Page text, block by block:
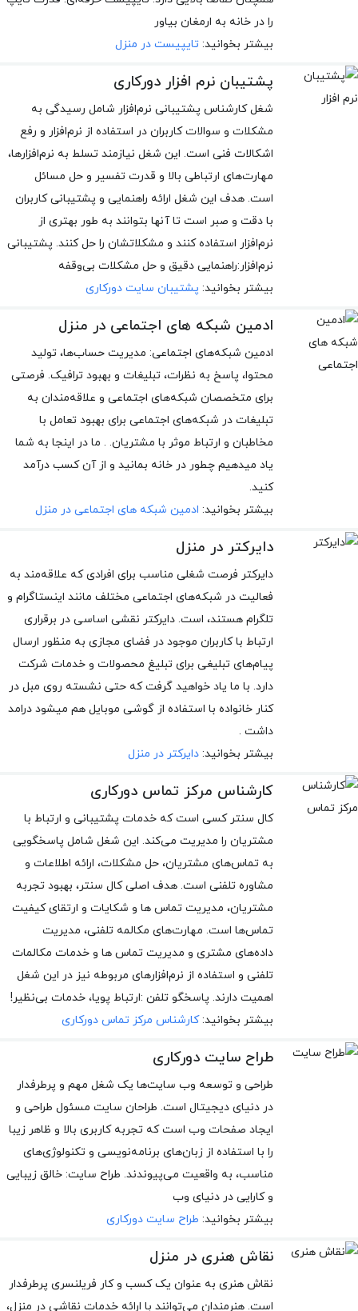
را در خانه به ارمغان بیاور
بیشتر بخوانید: تایپیست در منزل
پشتیبان نرم افزار دورکاری
شغل کارشناس پشتیبانی نرم‌افزار شامل رسیدگی به
مشکلات و سوالات کاربران در استفاده از نرم‌افزار و رفع
اشکالات فنی است. این شغل نیازمند تسلط به نرم‌افزارها،
مهارت‌های ارتباطی بالا و قدرت تفسیر و حل مسائل
است. هدف این شغل ارائه راهنمایی و پشتیبانی کاربران
با دقت و صبر است تا آنها بتوانند به طور بهتری از
نرم‌افزار استفاده کنند و مشکلاتشان را حل کنند. پشتیبانی
نرم‌افزار:راهنمایی دقیق و حل مشکلات بی‌وقفه
بیشتر بخوانید: پشتیبان سایت دورکاری
ادمین شبکه های اجتماعی در منزل
ادمین شبکه‌های اجتماعی: مدیریت حساب‌ها، تولید
محتوا، پاسخ به نظرات، تبلیغات و بهبود ترافیک. فرصتی
برای متخصصان شبکه‌های اجتماعی و علاقه‌مندان به
تبلیغات در شبکه‌های اجتماعی برای بهبود تعامل با
مخاطبان و ارتباط موثر با مشتریان. . ما در اینجا به شما
یاد میدهیم چطور در خانه بمانید و از آن کسب درآمد
کنید.
بیشتر بخوانید: ادمین شبکه های اجتماعی در منزل
دایرکتر در منزل
دایرکتر فرصت شغلی مناسب برای افرادی که علاقه‌مند به
فعالیت در شبکه‌های اجتماعی مختلف مانند اینستاگرام و
تلگرام هستند، است. دایرکتر نقشی اساسی در برقراری
ارتباط با کاربران موجود در فضای مجازی به منظور ارسال
پیام‌های تبلیغی برای تبلیغ محصولات و خدمات شرکت
دارد. با ما یاد خواهید گرفت که حتی نشسته روی مبل در
کنار خانواده با استفاده از گوشی موبایل هم میشود درامد
داشت .
بیشتر بخوانید: دایرکتر در منزل
کارشناس مرکز تماس دورکاری
کال سنتر کسی است که خدمات پشتیبانی و ارتباط با
مشتریان را مدیریت می‌کند. این شغل شامل پاسخگویی
به تماس‌های مشتریان، حل مشکلات، ارائه اطلاعات و
مشاوره تلفنی است. هدف اصلی کال سنتر، بهبود تجربه
مشتریان، مدیریت تماس ها و شکایات و ارتقای کیفیت
تماس‌ها است. مهارت‌های مکالمه تلفنی، مدیریت
داده‌های مشتری و مدیریت تماس ها و خدمات مکالمات
تلفنی و استفاده از نرم‌افزارهای مربوطه نیز در این شغل
اهمیت دارند. پاسخگو تلفن :ارتباط پویا، خدمات بی‌نظیر!
بیشتر بخوانید:کارشناس مرکز تماس دورکاری
طراح سایت دورکاری
طراحی و توسعه وب سایت‌ها یک شغل مهم و پرطرفدار
در دنیای دیجیتال است. طراحان سایت مسئول طراحی و
ایجاد صفحات وب است که تجربه کاربری بالا و ظاهر زیبا
را با استفاده از زبان‌های برنامه‌نویسی و تکنولوژی‌های
مناسب، به واقعیت می‌پیوندند. طراح سایت: خالق زیبایی
و کارایی در دنیای وب
بیشتر بخوانید: طراح سایت دورکاری
نقاش هنری در منزل
نقاش هنری به عنوان یک کسب و کار فریلنسری پرطرفدار
است. هنرمندان می‌توانند با ارائه خدمات نقاشی در منزل،